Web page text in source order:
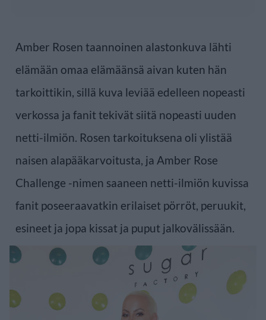
Amber Rosen taannoinen alastonkuva lähti
elämään omaa elämäänsä aivan kuten hän
tarkoittikin, sillä kuva leviää edelleen nopeasti
verkossa ja fanit tekivät siitä nopeasti uuden
netti-ilmiön. Rosen tarkoituksena oli ylistää
naisen alapääkarvoitusta, ja Amber Rose
Challenge -nimen saaneen netti-ilmiön kuvissa
fanit poseeraavatkin erilaiset pörröt, peruukit,
esineet ja jopa kissat ja puput jalkovälissään.